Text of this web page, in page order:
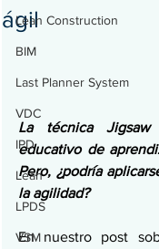
Lean Construction
BIM
Last Planner System
VDC
IPD
Lean
LPDS
VSM
ágil
La técnica
educativo de
Pero, ¿podría
la agilidad?
En nuestro post